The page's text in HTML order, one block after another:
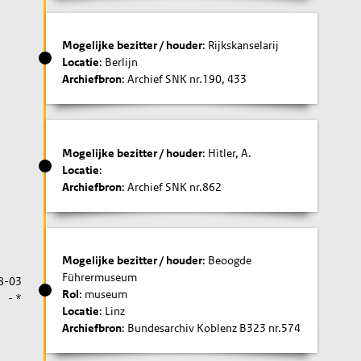
Mogelijke bezitter / houder: Rijkskanselarij
Locatie: Berlijn
Archiefbron: Archief SNK nr.190, 433
Mogelijke bezitter / houder: Hitler, A.
Locatie:
Archiefbron: Archief SNK nr.862
03
- *
Mogelijke bezitter / houder: Beoogde
Führermuseum
Rol: museum
Locatie: Linz
Archiefbron: Bundesarchiv Koblenz B323 nr.574